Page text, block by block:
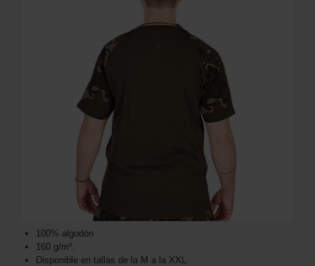
100% algodón
160 g/m².
Disponible en tallas de la M a la XXL